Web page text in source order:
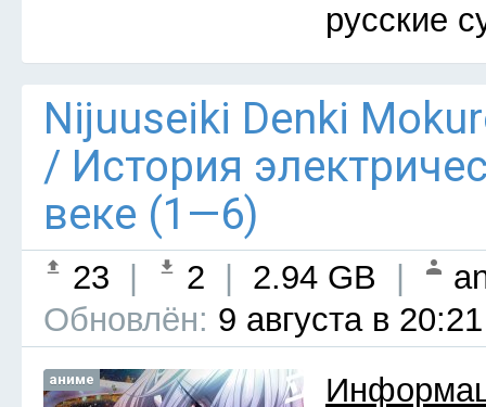
русские
Nijuuseiki Denki
/ История
веке (1—6)
23 2 2.94 GB
Обновлён: 9 августа в 20:21
аниме